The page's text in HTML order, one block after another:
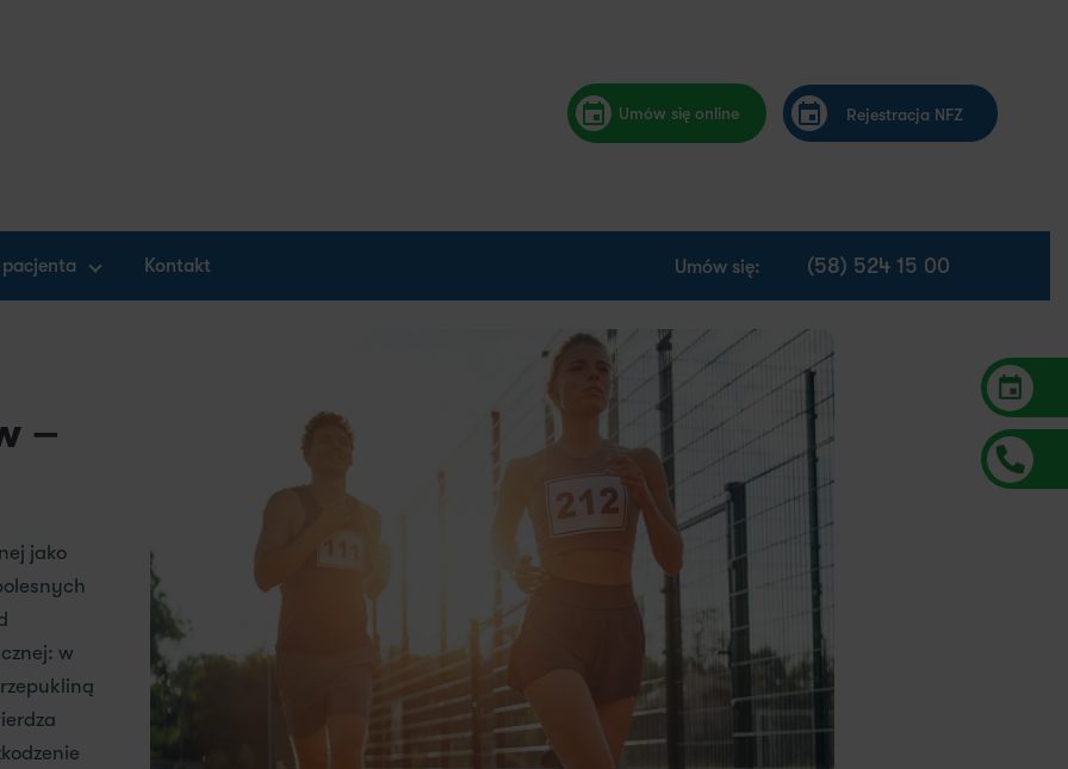
Umów się online Rejestracja NFZ
pacjenta Kontakt Umów się: (58) 524 15 00
–
jako
w